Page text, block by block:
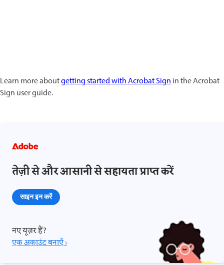
Learn more aboutgetting started with Acrobat Signin the Acrobat
Sign user guide.
तेज़ी से और आसानी से सहायता प्राप्त करें
साइन इन करें
नए यूज़र हैं?
एक अकाउंट बनाएँ ›